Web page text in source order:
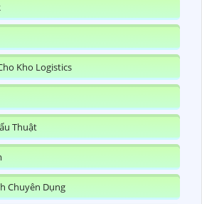
Kho Logistics
Thuật
Chuyên Dụng